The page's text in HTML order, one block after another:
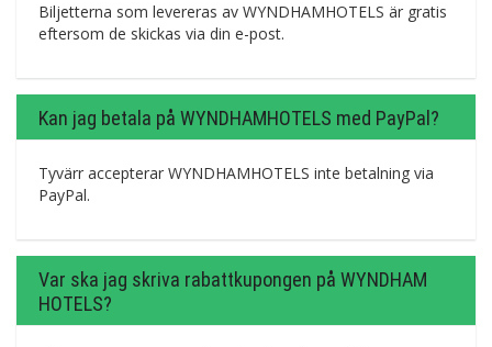
Biljetterna som levereras av WYNDHAMHOTELS är gratis
eftersom de skickas via din e-post.
Kan jag betala på WYNDHAMHOTELS med PayPal?
Tyvärr accepterar WYNDHAMHOTELS inte betalning via
PayPal.
Var ska jag skriva rabattkupongen på WYNDHAM
HOTELS?